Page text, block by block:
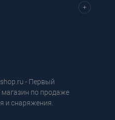
- Первый
по продаже
и снаряжения.